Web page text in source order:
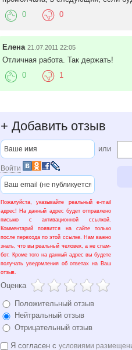
0 0
Елена 21.07.2011 22:05
Отличная работа. Так держать!
0 1
+ Добавить отзыв
или
Войти
Пожалуйста, указывайте реальный e-mail
адрес! На данный адрес будет отправлено
письмо с активационной ссылкой.
Комментарий появится на сайте только
после перехода по этой ссылке. Нам важно
знать, что вы реальный человек, а не спам-
бот. Кроме того на данный адрес вы будете
получать уведомления об ответах на Ваш
отзыв.
Оценка
Положительный отзыв
Нейтральный отзыв
Отрицательный отзыв
Я согласен с условиями